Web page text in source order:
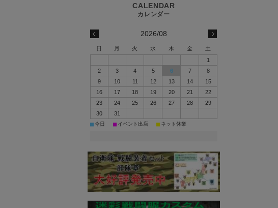
2026/08
日 月 火 水 木 金
土
1
2
3 4 5 6 7
8
9
10 11 12 13 14
15
16
17 18 19 20 21
22
23
24 25 26 27 28
29
30
31
■今日 ■ イベント出店 ■ ネット休業